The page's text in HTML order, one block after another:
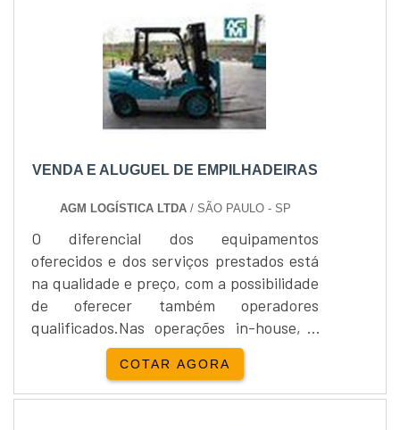
VENDA E ALUGUEL DE EMPILHADEIRAS
AGM LOGÍSTICA LTDA/ SÃO PAULO - SP
O diferencial dos equipamentos
oferecidos e dos serviços prestados está
na qualidade e preço, com a possibilidade
de oferecer também operadores
qualificados.Nas operações in-house, a
AGM pode ou não gerenciar os estoques
dos clientes. Nas operações envolvendo a
gestão de estoque, pode fornecer os
COTAR AGORA